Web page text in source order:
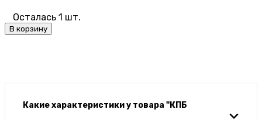
Осталась 1 шт.
В корзину
Какие характеристики у товара "КПБ